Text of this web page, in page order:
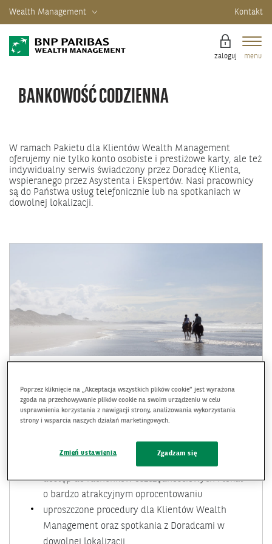
Wealth Management Kontakt
zaloguj menu
BANKOWOŚĆ CODZIENNA
W ramach Pakietu dla Klientów Wealth Management
oferujemy nie tylko konto osobiste i prestiżowe karty, ale też
indywidualny serwis świadczony przez Doradcę Klienta,
wspieranego przez Asystenta i Ekspertów. Nasi pracownicy
są do Państwa usług telefonicznie lub na spotkaniach w
dowolnej lokalizacji.
Konto z kartą debetową
Konto osobiste z Kartą Debetową zostało stworzone
z myślą o Klientach ceniących dyskrecję i prestiż.
rachunki mogą być prowadzone w PLN oraz
głównych walutach wymienialnych
dostęp do rachunków oszczędnościowych i lokat
o bardzo atrakcyjnym oprocentowaniu
uproszczone procedury dla Klientów Wealth
Management oraz spotkania z Doradcami w
dowolnej lokalizacji
Poprzez kliknięcie na „Akceptacja wszystkich plików cookie” jest wyrażona
zgoda na przechowywanie plików cookie na swoim urządzeniu w celu
usprawnienia korzystania z nawigacji strony, analizowania wykorzystania
strony i wsparcia naszych działań marketingowych.
Zmień ustawienia Zgadzam się